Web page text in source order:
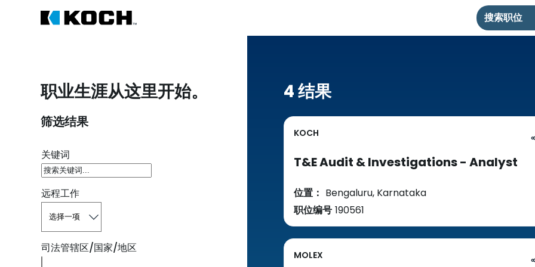
搜索职位
职业生涯从这里开始。
筛选结果
搜索开放职位
关键词
远程工作
司法管辖区/国家/地区
4 结果
KOCH
T&E Audit & Investigations - Analyst
位置： Bengaluru, Karnataka
职位编号 190561
MOLEX